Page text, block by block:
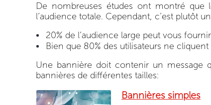
De nombreuses études ont montré que
l’audience totale. Cependant, c’est plutôt
20% de l’audience large peut vous
Bien que 80% des utilisateurs ne
Une bannière doit contenir un message
bannières de différentes tailles:
Bannières simples